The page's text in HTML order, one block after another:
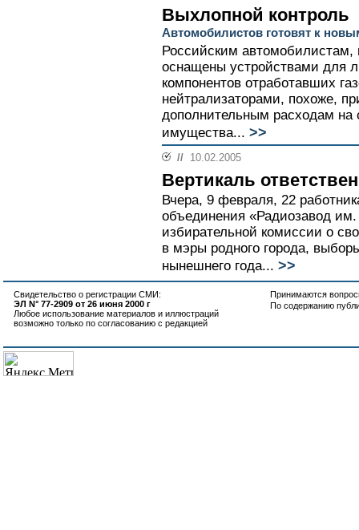
Выхлопной контроль
Автомобилистов готовят к
Российским
оснащены устройствами для
компонентов отработавших
нейтрализаторами, похоже,
дополнительным расходам на
имущества... >>
// 10.02.2005
Вертикаль
Вчера, 9 февраля, 22
объединения «Радиозавод
избирательной комиссии о
в мэры родного города,
нынешнего года... >>
Свидетельство о регистрации СМИ:
ЭЛ N° 77-2909 от 26 июня 2000 г
Любое использование материалов и иллюстраций
возможно только по согласованию с редакцией
Принимаются
По содержанию